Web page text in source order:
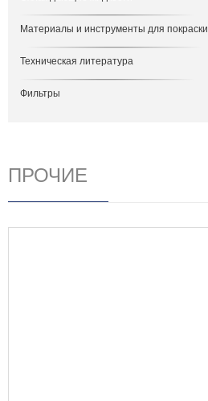
Материалы и инструменты для покраски
Техническая литература
Фильтры
ПРОЧИЕ